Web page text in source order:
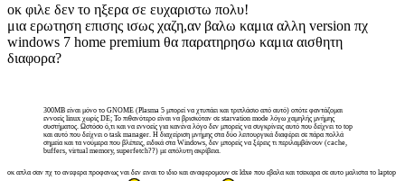
οκ φιλε δεν το ηξερα σε ευχαριστω πολυ!
μια ερωτηση επισης ισως χαζη,αν βαλω καμια αλλη version πχ
windows 7 home premium θα παρατηρησω καμια αισθητη
διαφορα?
300MB είναι μόνο το GNOME (Plasma 5 μπορεί να χτυπάει και τριπλάσιο από αυτό) οπότε φαντάζομαι
εννοείς linux χωρίς DE; Το πιθανότερο είναι να βρισκόταν σε starvation mode λόγω χαμηλής μνήμης
συστήματος. Ωστόσο ό,τι και να εννοείς για κανένα λόγο δεν μπορείς να συγκρίνεις αυτό που δείχνει το top
και αυτό που δείχνει ο task manager. Η διαχείριση μνήμης στα δύο λειτουργικά διαφέρει σε πάρα πολλά
σημεία και τα νούμερα που βλέπεις, ειδικά στα Windows, δεν μπορείς να ξέρεις τι περιλαμβάνουν (cache,
buffers, virtual memory, superfetch??) με απόλυτη ακρίβεια.
οκ απλα σαν πχ το ανεφερα προφανως ναι δεν ειναι το ιδιο και αναφερομουν σε ldxe που εβαλα και τσεκαρα σε αυτο μαλιστα το laptop